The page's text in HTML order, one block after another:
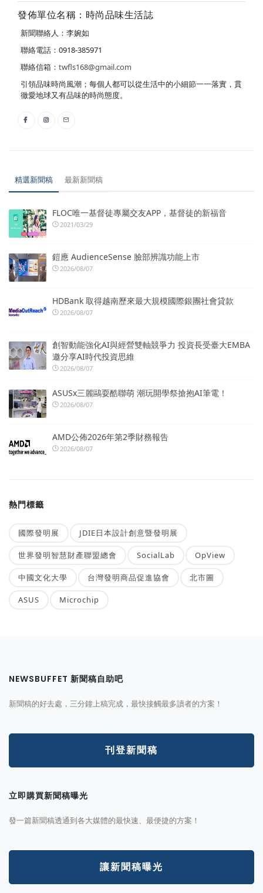
發佈單位名稱：時尚品味生活誌
新聞聯絡人：李婉如
聯絡電話：0918-385971
聯絡信箱： twfls168@gmail.com
引領品味時尚風潮；每個人都可以從生活中的小細節一一落實，貫
徹愛地球又有品味的時尚態度。
精選新聞稿 最新新聞稿
FLOC唯一基督徒專屬交友APP，基督徒的新福音
2021/03/29
鎧應 AudienceSense 臉部辨識功能上市
2026/08/07
HDBank 取得越南歷來最大規模國際銀團社會貸款
2026/08/07
創智動能強化AI與經營雙軸競爭力 投資長受臺大EMBA
邀分享AI時代投資思維
2026/08/07
ASUSx三麗鷗耍酷聯萌 潮玩開學祭搶抱AI筆電！
2026/08/07
AMD公佈2026年第2季財務報告
2026/08/07
熱門標籤
國際發明展 JDIE日本設計創意暨發明展
世界發明智慧財產聯盟總會 SocialLab OpView
中國文化大學 台灣發明商品促進協會 北市圖
ASUS Microchip
NEWSBUFFET 新聞稿自助吧
新聞稿的好去處，三分鐘上稿完成，最快接觸最多讀者的方案！
刊登新聞稿
立即購買新聞稿曝光
發一篇新聞稿透通到各大媒體的最快速、最便捷的方案！
讓新聞稿曝光